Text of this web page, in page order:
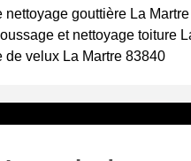
faire, nous pouvons
nettoyage gouttière La Martre
et nettoyage toiture
de velux La Martre 83840